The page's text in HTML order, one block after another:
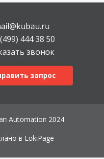
444 38 50
звонок
запрос
Automation 2024
в LokiPage